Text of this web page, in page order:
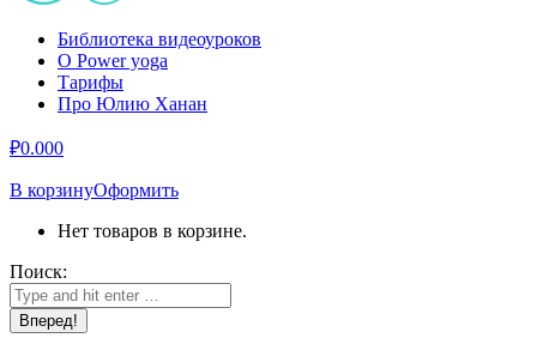
Библиотека видеоуроков
О Power yoga
Тарифы
Про Юлию Ханан
₽0.000
В корзинуОформить
Нет товаров в корзине.
Поиск: